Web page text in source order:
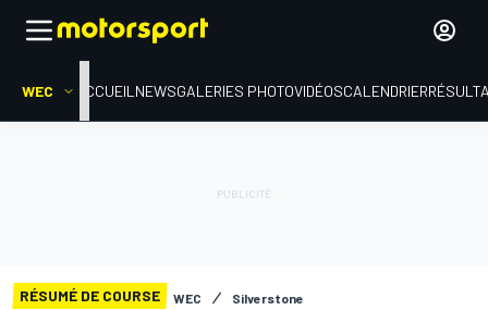
WEC ACCUEIL NEWSGALERIES PHOTOVIDÉOSCALENDRIER
RÉSUMÉ DE COURSE WEC Silverstone